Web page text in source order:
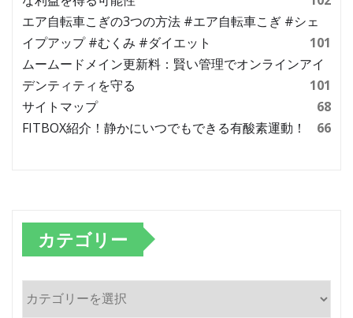
エア自転車こぎの3つの方法 #エア自転車こぎ #シェ
イプアップ #むくみ #ダイエット
101
ムームードメイン更新料：賢い管理でオンラインアイ
デンティティを守る
101
サイトマップ
68
FITBOX紹介！静かにいつでもできる有酸素運動！
66
カテゴリー
カ
テ